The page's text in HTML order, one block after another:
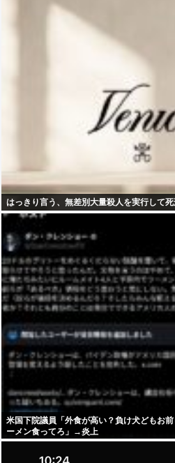
はっきり言う、無差別大量殺人を実行して死
米国下院議員「外食が高い？負け犬どもお
ーメン食ってろ」→炎上